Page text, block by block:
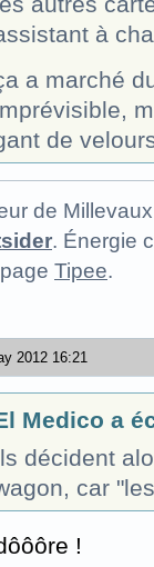
à
a marché
de
de
. Énergie
Tipee.
2012 16:21
Medico a
décident
car
!